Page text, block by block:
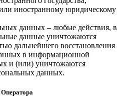
иностранному юридическому
данных – любые действия, в
данные уничтожаются
дальнейшего восстановления
в информационной
и (или) уничтожаются
данных.